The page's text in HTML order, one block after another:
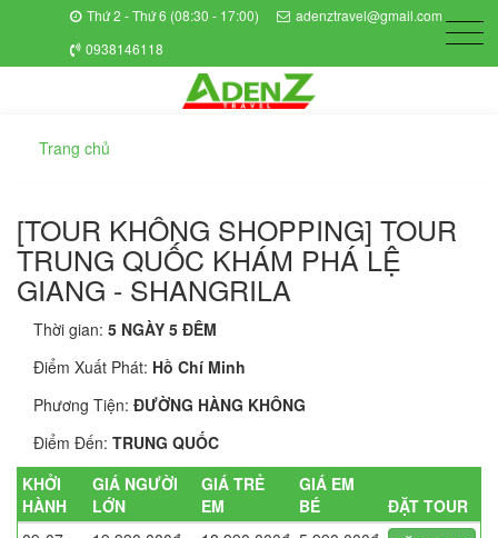
Thứ 2 - Thứ 6 (08:30 - 17:00)
adenztravel@gmail.com
0938146118
Trang chủ
[TOUR KHÔNG SHOPPING] TOUR
TRUNG QUỐC KHÁM PHÁ LỆ
GIANG - SHANGRILA
Thời gian: 5 NGÀY 5 ĐÊM
Điểm Xuất Phát: Hồ Chí Minh
Phương Tiện: ĐƯỜNG HÀNG KHÔNG
Điểm Đến: TRUNG QUỐC
KHỞI
HÀNH
GIÁ NGƯỜI
LỚN
GIÁ TRẺ
EM
GIÁ EM
BÉ
ĐẶT TOUR